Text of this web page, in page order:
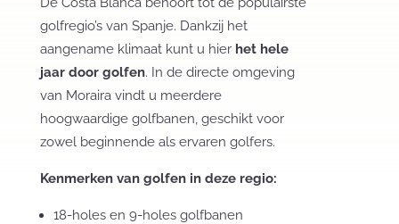
golfregio’s van Spanje. Dankzij het
aangename klimaat kunt u hier het hele
jaar door golfen. In de directe omgeving
van Moraira vindt u meerdere
hoogwaardige golfbanen, geschikt voor
zowel beginnende als ervaren golfers.
Kenmerken van golfen in deze regio:
18-holes en 9-holes golfbanen